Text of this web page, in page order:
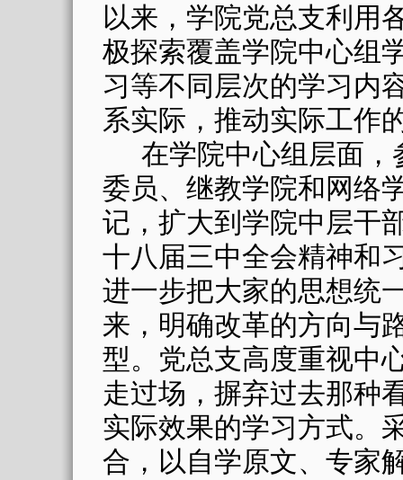
以来，学院党总支利用
极探索覆盖学院中心组
习等不同层次的学习内
系实际，推动实际工作
在学院中心组层面
委员、继教学院和网络
记，扩大到学院中层干
十八届三中全会精神和
进一步把大家的思想统
来，明确改革的方向与
型。党总支高度重视中
走过场，摒弃过去那种
实际效果的学习方式。
合，以自学原文、专家